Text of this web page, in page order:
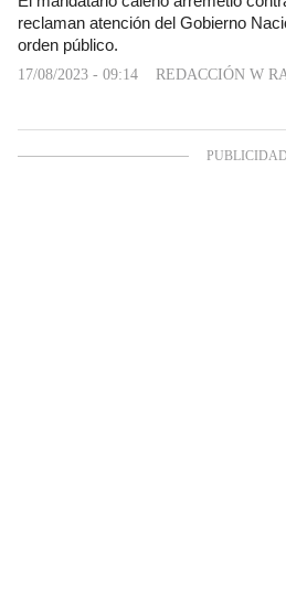
reclaman atención del Gobierno
orden público.
17/08/2023 - 09:14 REDACCIÓN W